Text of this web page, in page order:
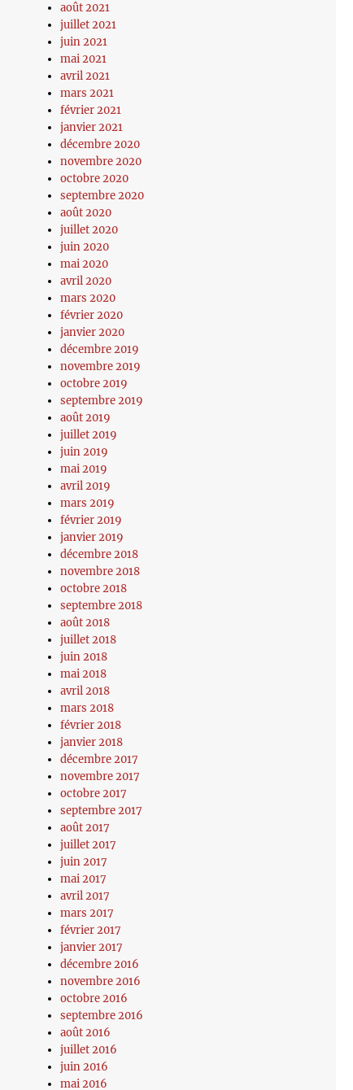
août 2021
juillet 2021
juin 2021
mai 2021
avril 2021
mars 2021
février 2021
janvier 2021
décembre 2020
novembre 2020
octobre 2020
septembre 2020
août 2020
juillet 2020
juin 2020
mai 2020
avril 2020
mars 2020
février 2020
janvier 2020
décembre 2019
novembre 2019
octobre 2019
septembre 2019
août 2019
juillet 2019
juin 2019
mai 2019
avril 2019
mars 2019
février 2019
janvier 2019
décembre 2018
novembre 2018
octobre 2018
septembre 2018
août 2018
juillet 2018
juin 2018
mai 2018
avril 2018
mars 2018
février 2018
janvier 2018
décembre 2017
novembre 2017
octobre 2017
septembre 2017
août 2017
juillet 2017
juin 2017
mai 2017
avril 2017
mars 2017
février 2017
janvier 2017
décembre 2016
novembre 2016
octobre 2016
septembre 2016
août 2016
juillet 2016
juin 2016
mai 2016